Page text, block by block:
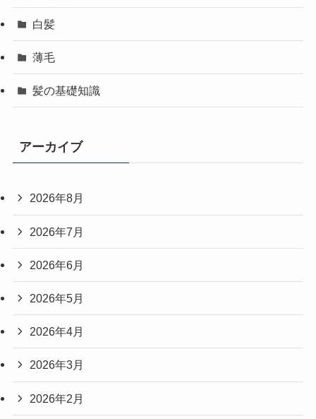
白髪
薄毛
髪の基礎知識
アーカイブ
2026年8月
2026年7月
2026年6月
2026年5月
2026年4月
2026年3月
2026年2月